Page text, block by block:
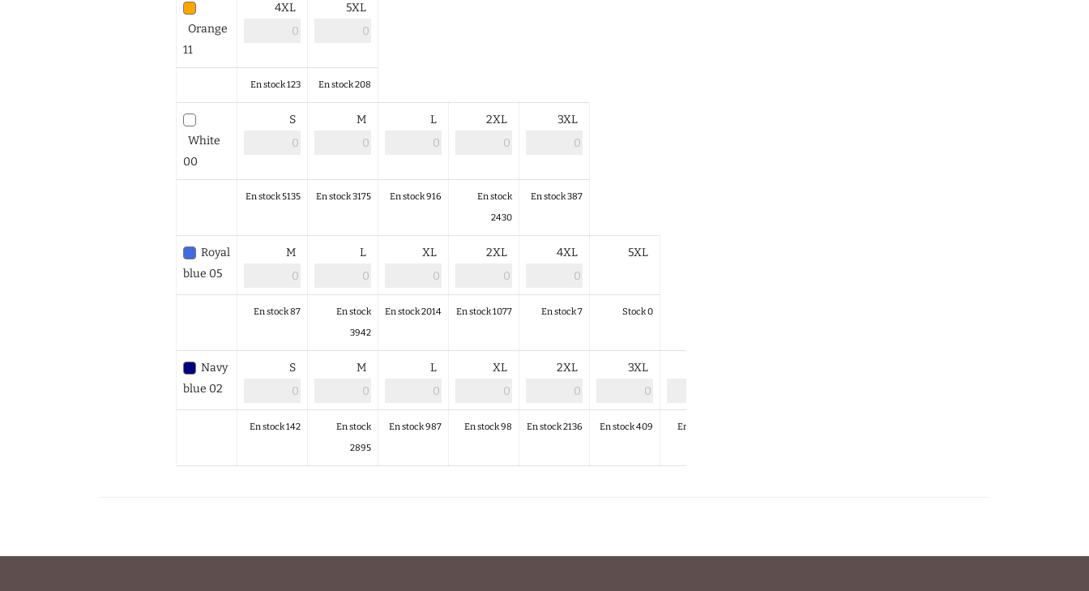
Orange
11
4XL 5XL
En stock 123 En stock 208
White
00
S M L 2XL 3XL
En stock 5135 En stock 3175 En stock 916
En stock
2430
En stock 387
Royal
blue 05
M L XL 2XL 4XL 5XL
En stock 87
En stock
3942
En stock 2014 En stock 1077 En stock 7 Stock 0
Navy
blue 02
S M L XL 2XL 3XL
En stock 142
En stock
2895
En stock 987 En stock 98 En stock 2136 En stock 409 En stock 16